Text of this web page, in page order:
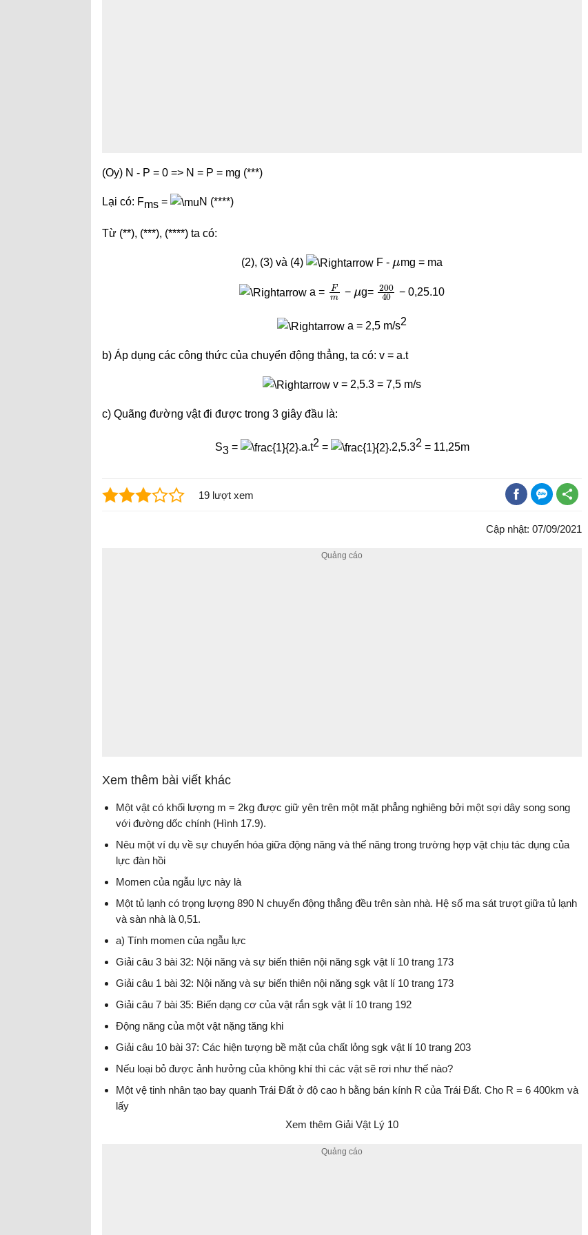
(Oy) N - P = 0 => N = P = mg (***)
Lại có: Fms = N (****)
Từ (**), (***), (****) ta có:
(2), (3) và (4) F - mg = ma
a =
Fm
− g=
200 40
− 0,25.10
a = 2,5 m/s2
b) Áp dụng các công thức của chuyển động thẳng, ta có: v = a.t
v = 2,5.3 = 7,5 m/s
c) Quãng đường vật đi được trong 3 giây đầu là:
S3 = .a.t2= .2,5.32= 11,25m
19 lượt xem
Cập nhật: 07/09/2021
Xem thêm bài viết khác
Một vật có khối lượng m = 2kg được giữ yên trên một mặt phẳng nghiêng bởi một sợi dây song song
với đường dốc chính (Hình 17.9).
Nêu một ví dụ về sự chuyển hóa giữa động năng và thế năng trong trường hợp vật chịu tác dụng của
lực đàn hồi
Momen của ngẫu lực này là
Một tủ lạnh có trọng lượng 890 N chuyển động thẳng đều trên sàn nhà. Hệ số ma sát trượt giữa tủ lạnh
và sàn nhà là 0,51.
a) Tính momen của ngẫu lực
Giải câu 3 bài 32: Nội năng và sự biến thiên nội năng sgk vật lí 10 trang 173
Giải câu 1 bài 32: Nội năng và sự biến thiên nội năng sgk vật lí 10 trang 173
Giải câu 7 bài 35: Biến dạng cơ của vật rắn sgk vật lí 10 trang 192
Động năng của một vật nặng tăng khi
Giải câu 10 bài 37: Các hiện tượng bề mặt của chất lỏng sgk vật lí 10 trang 203
Nếu loại bỏ được ảnh hưởng của không khí thì các vật sẽ rơi như thế nào?
Một vệ tinh nhân tạo bay quanh Trái Đất ở độ cao h bằng bán kính R của Trái Đất. Cho R = 6 400km và
lấy
Xem thêm Giải Vật Lý 10